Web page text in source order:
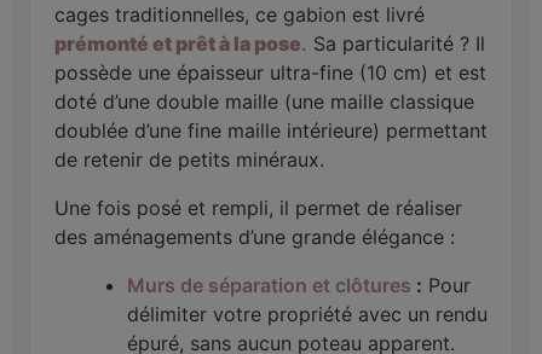
cages traditionnelles, ce gabion est livré
prémonté et prêt à la pose. Sa particularité ? Il
possède une épaisseur ultra-fine (10 cm) et est
doté d’une double maille (une maille classique
doublée d’une fine maille intérieure) permettant
de retenir de petits minéraux.
Une fois posé et rempli, il permet de réaliser
des aménagements d’une grande élégance :
Murs de séparation et clôtures : Pour
délimiter votre propriété avec un rendu
épuré, sans aucun poteau apparent.